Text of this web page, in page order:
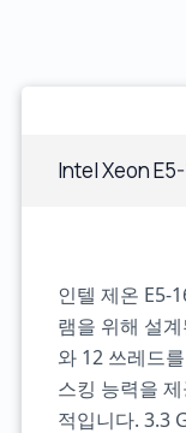
Intel Xeon
인텔 제온 E5-
램을 위해 설
와 12 쓰레드
스킹 능력을
적입니다. 3.3